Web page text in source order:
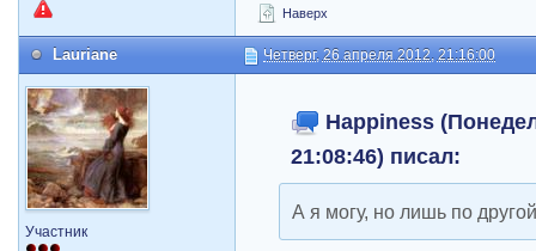
Наверх
Lauriane Четверг, 26 апреля 2012, 21:16:00
Участник
Happiness
21:08:46) писал:
А я могу, но лишь по